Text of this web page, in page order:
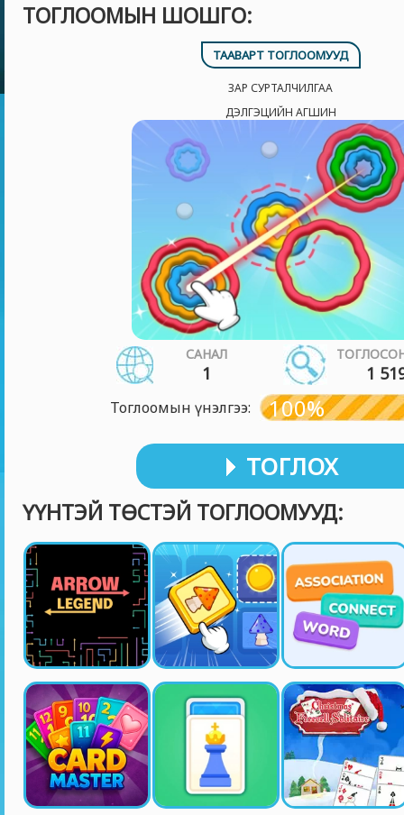
ТОГЛООМЫН ШОШГО:
ТААВАРТ ТОГЛООМУУД
ЗАР СУРТАЛЧИЛГАА
ДЭЛГЭЦИЙН АГШИН
САНАЛ
1 1
Тоглоомын үнэлгээ: 100%
ТОГЛОХ
ҮҮНТЭЙ ТӨСТЭЙ ТОГЛООМУУД: